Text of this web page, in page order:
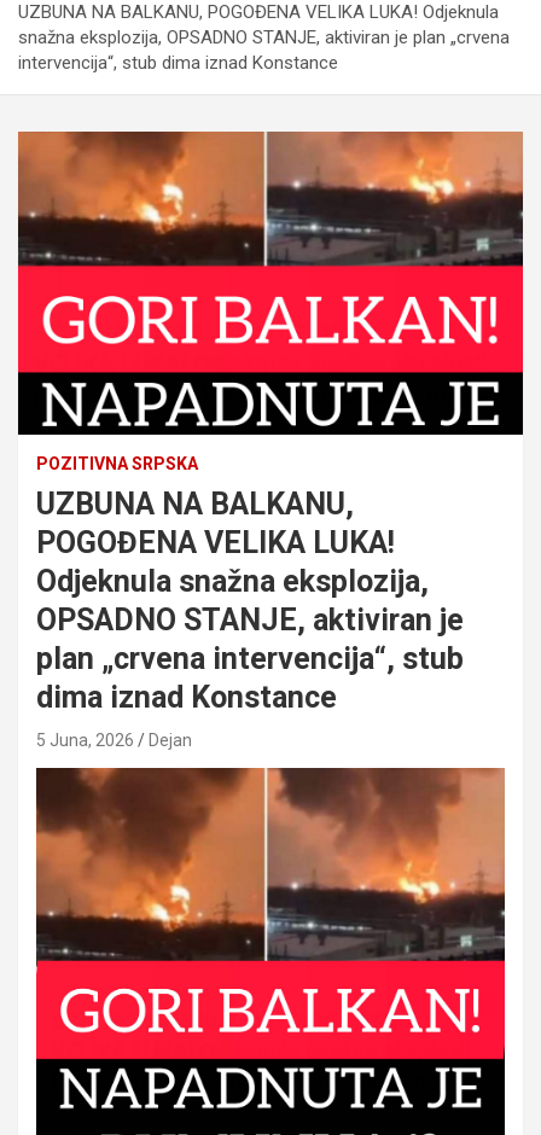
UZBUNA NA BALKANU, POGOĐENA VELIKA LUKA! Odjeknula
snažna eksplozija, OPSADNO STANJE, aktiviran je plan „crvena
intervencija“, stub dima iznad Konstance
POZITIVNA SRPSKA
UZBUNA NA BALKANU,
POGOĐENA VELIKA LUKA!
Odjeknula snažna eksplozija,
OPSADNO STANJE, aktiviran je
plan „crvena intervencija“, stub
dima iznad Konstance
5 Juna, 2026 Dejan